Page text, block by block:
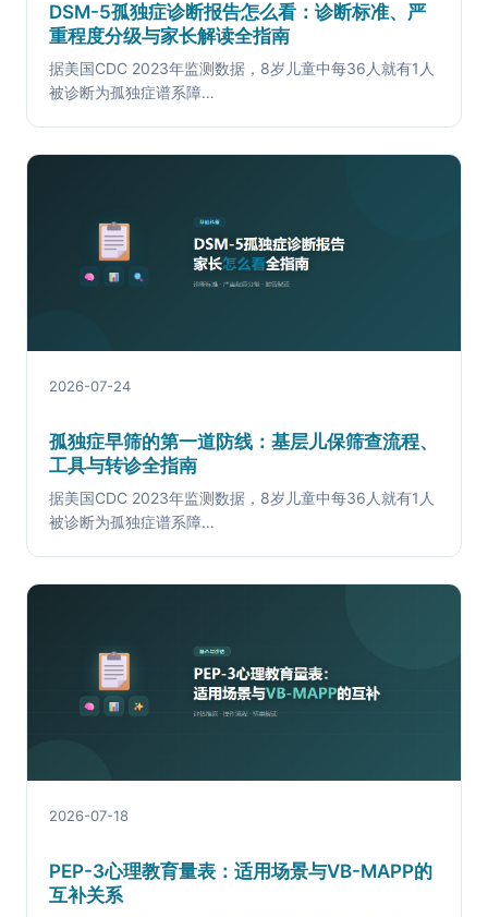
DSM-5孤独症诊断报告怎么看：诊断标准、严
重程度分级与家长解读全指南
据美国CDC 2023年监测数据，8岁儿童中每36人就有1人
被诊断为孤独症谱系障…
2026-07-24
孤独症早筛的第一道防线：基层儿保筛查流程、
工具与转诊全指南
据美国CDC 2023年监测数据，8岁儿童中每36人就有1人
被诊断为孤独症谱系障…
2026-07-18
PEP-3心理教育量表：适用场景与VB-MAPP的
互补关系